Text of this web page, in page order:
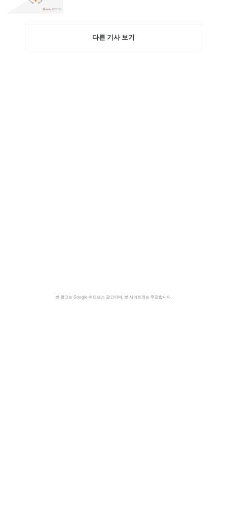
다른 기사 보기
본 광고는 Google 애드센스 광고이며, 본 사이트와는 무관합니다.